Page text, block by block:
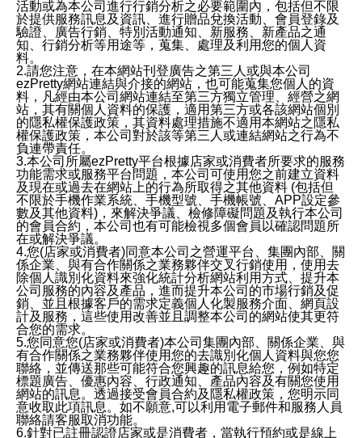
活動或為本公司進行行銷分析之必要範圍內，包括但不限
於提供服務訊息及資訊、進行贈品兌換活動、會員登錄及
驗證、廣告行銷、特別活動通知、新服務、新產品之通
知、行銷分析等用途等，蒐集、處理及利用您的個人資
料。
2.請您注意，在本網站刊登廣告之第三人或與本公司
ezPretty網站連結與介接的網站，也可能蒐集您個人的資
料，凡經由本公司網站連結至第三方獨立管理、經營之網
站，其有關個人資料的保護，適用第三方或各該網站個別
的隱私權保護政策，其資料處理措施不適用本網站之隱私
權保護政策，本公司對於該等第三人或連結網站之行為不
負連帶責任。
3.本公司所屬ezPretty平台根據店家或消費者所要求的服務
功能需求或服務平台問題，本公司可使用您之前建立資料
及現在或過去在網站上的行為所取得之其他資料 (包括但
不限於手機作業系統、手機型號、手機帳號、APP設定參
數及其他資料)，來解決爭議、檢修障礙問題及執行本公司
的會員合約，本公司也有可能檢視多個會員以確認問題所
在或解決爭議。
4.您(店家或消費者)同意本公司之營運平台、集團內部、關
係企業、與有合作關係之業務夥伴交叉行銷使用，使用去
除個人識別化資料來強化統計分析網站利用方式、提升本
公司服務的內容及產品，進而提升本公司的市場行銷及促
銷、並且根據客戶的需求定義個人化製服務介面、網頁設
計及服務，這些使用改善並且調整本公司的網站使其更符
合您的需求。
5.您同意您(店家或消費者)本公司集團內部、關係企業、與
有合作關係之業務夥伴使用您的去識別化個人資料與您您
聯絡，並傳送那些可能符合您興趣的訊息給您，例如特定
標題廣告、優惠內容、行政通知、產品內容及有關您使用
網站的訊息。透過接受會員合約及隱私權政策，您明示同
意收取此項訊息。如不願意,可以利用電子郵件和服務人員
聯絡請客服取消功能。
6.針對已註冊認證店家或是消費者，當執行預約或是線上